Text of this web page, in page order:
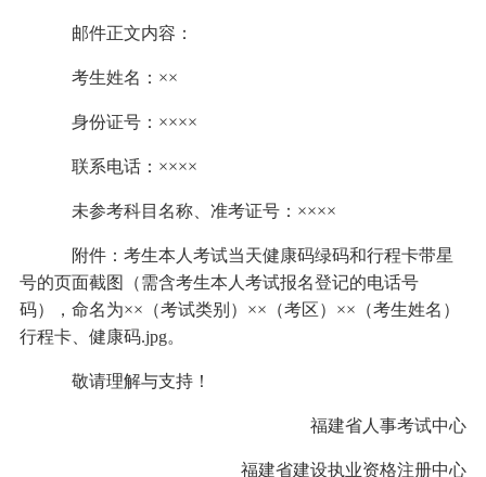
邮件正文内容：
考生姓名：××
身份证号：××××
联系电话：××××
未参考科目名称、准考证号：××××
附件：考生本人考试当天健康码绿码和行程卡带星
号的页面截图（需含考生本人考试报名登记的电话号
码），命名为××（考试类别）××（考区）××（考生姓名）
行程卡、健康码.jpg。
敬请理解与支持！
福建省人事考试中心
福建省建设执业资格注册中心